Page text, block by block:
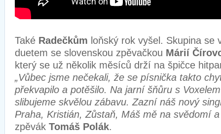
Také Radečkům loňský rok vyšel. Skupina se
duetem se slovenskou zpěvačkou Márií
který se už několik měsíců drží na špičce
„Vůbec jsme nečekali, že se písnička takto
překvapilo a potěšilo. Na jarní šňůru s
slibujeme skvělou zábavu. Zazní náš nový
Praha, Kristián, Zůstaň, Máš mě na svědomí
zpěvák Tomáš Polák.